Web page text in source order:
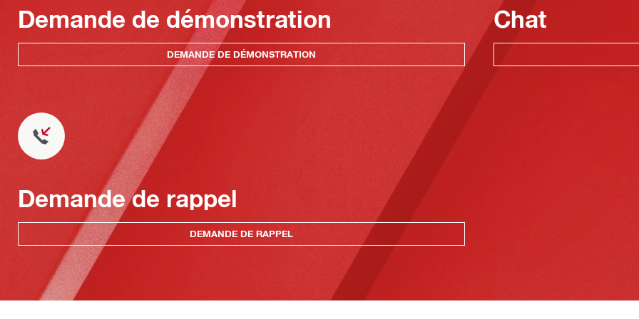
Demande de démonstration
DEMANDE DE DÉMONSTRATION
Chat
Demande de rappel
DEMANDE DE RAPPEL